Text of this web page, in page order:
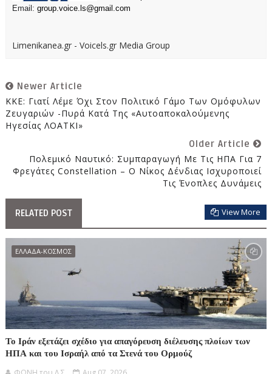
Email: group.voice.ls@gmail.com
Limenikanea.gr - Voicels.gr Media Group
Newer Article
ΚΚΕ: Γιατί Λέμε Όχι Στον Πολιτικό Γάμο Των Ομόφυλων
Ζευγαριών -Πυρά Κατά Της «αυτοαποκαλούμενης
Ηγεσίας ΛΟΑΤΚΙ»
Older Article
Πολεμικό Ναυτικό: Συμπαραγωγή Με Τις ΗΠΑ Για 7
Φρεγάτες Constellation – O Nίκος Δένδιας Ισχυροποιεί
Τις Ένοπλες Δυνάμεις
RELATED POST View More
ΕΛΛΑΔΑ-ΚΟΣΜΟΣ
Το Ιράν εξετάζει σχέδιο για απαγόρευση διέλευσης πλοίων των
ΗΠΑ και του Ισραήλ από τα Στενά του Ορμούζ